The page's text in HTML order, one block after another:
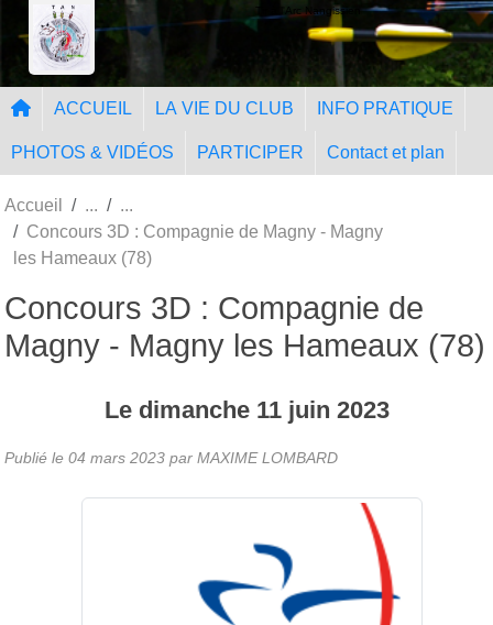
Tir à l'Arc Nangissien
ACCUEIL LA VIE DU CLUB INFO PRATIQUE
PHOTOS & VIDÉOS PARTICIPER Contact et plan
Accueil
Concours 3D : Compagnie de Magny - Magny
les Hameaux (78)
Concours 3D : Compagnie de
Magny - Magny les Hameaux (78)
Le dimanche 11 juin 2023
Publié le 04 mars 2023 par MAXIME LOMBARD
Panneau de gestion des cookies